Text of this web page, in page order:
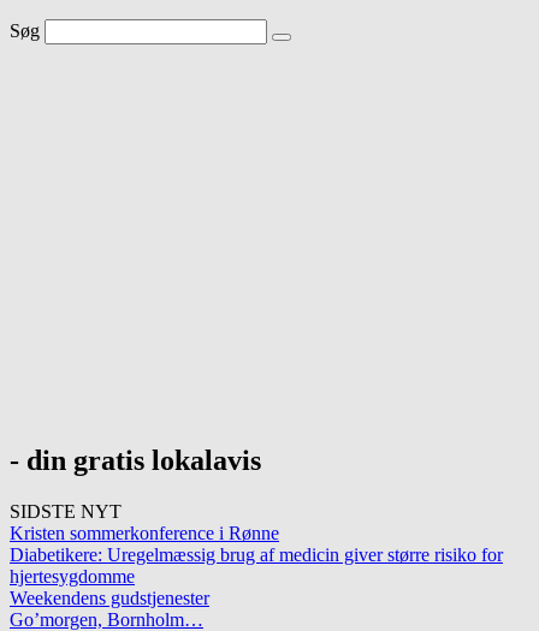
Søg
- din gratis lokalavis
SIDSTE NYT
Kristen sommerkonference i Rønne
Diabetikere: Uregelmæssig brug af medicin giver større risiko for
hjertesygdomme
Weekendens gudstjenester
Go’morgen, Bornholm…